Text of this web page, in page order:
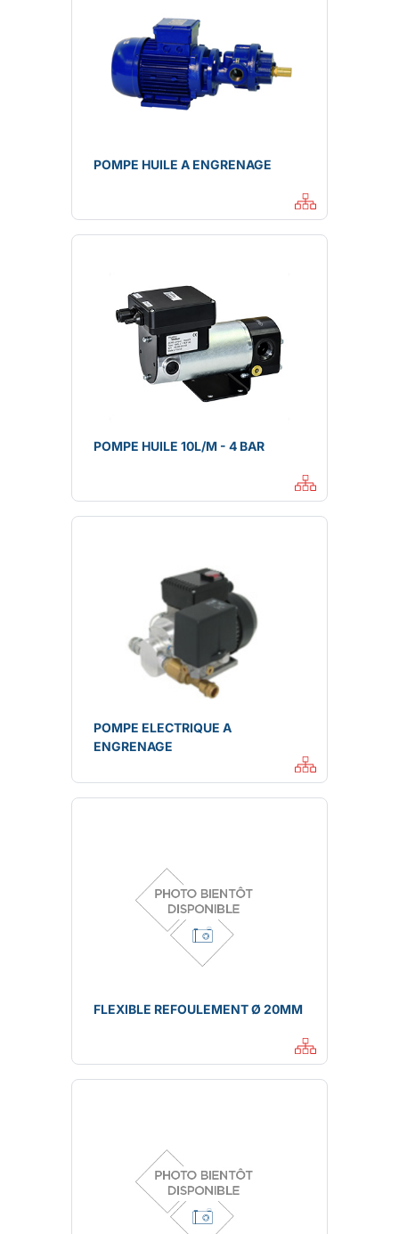
POMPE HUILE A ENGRENAGE
POMPE HUILE 10L/M - 4 BAR
POMPE ELECTRIQUE A
ENGRENAGE
FLEXIBLE REFOULEMENT Ø 20MM